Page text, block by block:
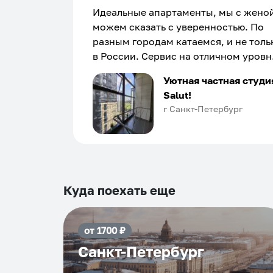
Идеальные апартаменты, мы с
можем сказать с уверенностью. По
разным городам катаемся, и не
в России. Сервис на отличном
Хозяин апартаментов доброй души
человек, всегда можно
подскажет что как и почему.
Рекомендуем на 100% и вам, и
и сами будем приезжать еще...
Уютная частная
Salut!
г Санкт-Петербург
Куда поехать еще
от 1700₽
Санкт-Петербург